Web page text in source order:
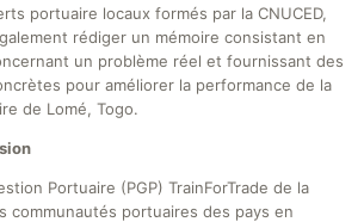
portuaire locaux formés par la CNUCED,
rédiger un mémoire consistant en
un problème réel et fournissant des
pour améliorer la performance de la
de Lomé, Togo.
Portuaire (PGP) TrainForTrade de la
communautés portuaires des pays en